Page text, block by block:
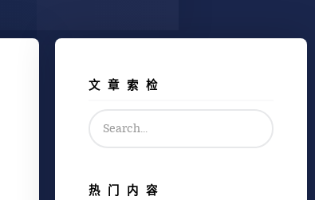
文章索检
热门内容